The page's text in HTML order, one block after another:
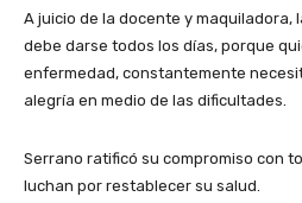
A juicio de la docente y maquiladora,
debe darse todos los días, porque
enfermedad, constantemente
alegría en medio de las dificultades.
Serrano ratificó su compromiso con
luchan por restablecer su salud.